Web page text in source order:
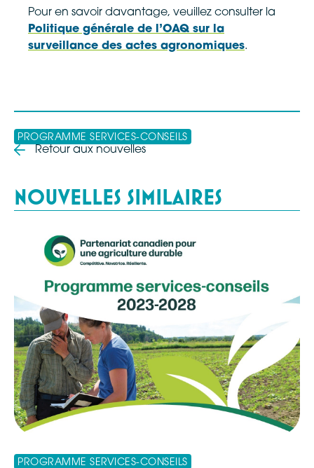
Pour en savoir davantage, veuillez consulter la
Politique générale de l’OAQ sur la
surveillance des actes agronomiques.
Retour aux nouvelles
PROGRAMME SERVICES-CONSEILS
NOUVELLES SIMILAIRES
PROGRAMME SERVICES-CONSEILS